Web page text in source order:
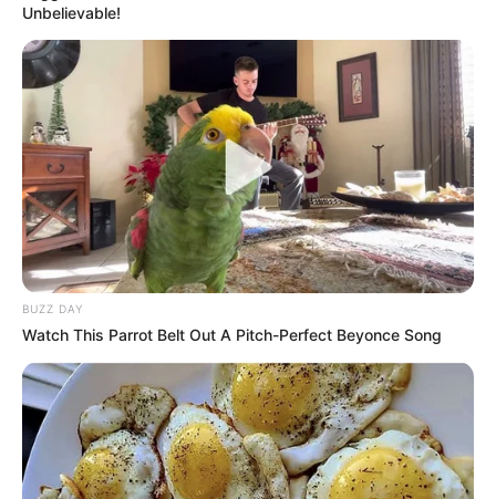
Unbelievable!
BUZZ DAY
Watch This Parrot Belt Out A Pitch-Perfect Beyonce Song